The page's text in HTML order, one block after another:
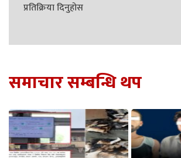
प्रतिक्रिया दिनुहोस
समाचार सम्बन्धि थप